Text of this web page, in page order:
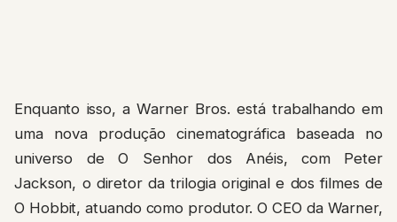
Enquanto isso, a Warner Bros. está trabalhando em
uma nova produção cinematográfica baseada no
universo de O Senhor dos Anéis, com Peter
Jackson, o diretor da trilogia original e dos filmes de
O Hobbit, atuando como produtor. O CEO da Warner,